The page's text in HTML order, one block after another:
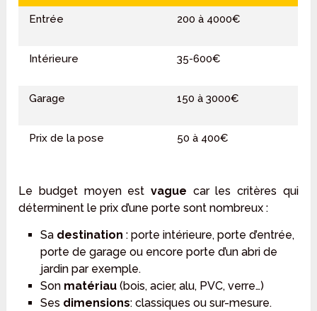
Entrée 200 à 4000€
Intérieure 35-600€
Garage 150 à 3000€
Prix de la pose 50 à 400€
Le budget moyen est vague car les critères qui
déterminent le prix d’une porte sont nombreux :
Sa destination : porte intérieure, porte d’entrée,
porte de garage ou encore porte d’un abri de
jardin par exemple.
Son matériau(bois, acier, alu, PVC, verre…)
Ses dimensions: classiques ou sur-mesure.